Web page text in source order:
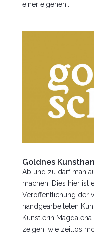
einer eigenen...
Goldnes
Ab und zu darf man
machen. Dies hier ist
Veröffentlichung der
handgearbeiteten
Künstlerin
zeigen, wie zeitlos